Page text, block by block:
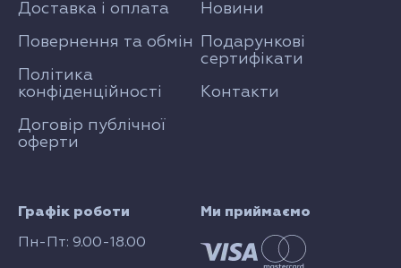
Графік роботи
Пн-Пт: 9.00-18.00
Новини
Подарункові
сертифікати
Контакти
Доставка і оплата
Повернення та обмін
Політика
конфіденційності
Договір публічної
оферти
Ми приймаємо